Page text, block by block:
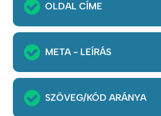
OLDAL CÍME
META - LEÍRÁS
SZÖVEG/KÓD ARÁNYA